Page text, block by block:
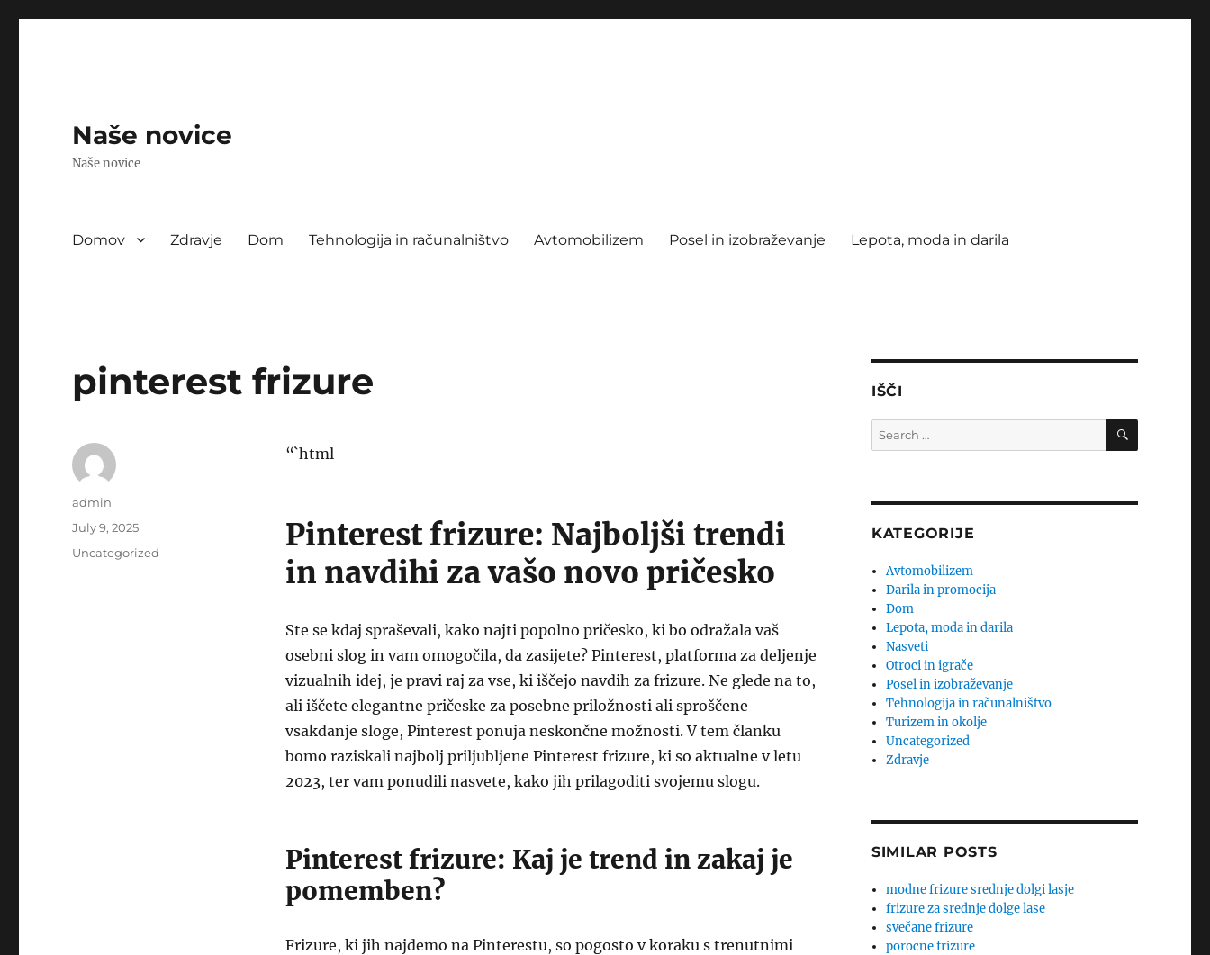
Naše novice
Naše novice
Domov Zdravje Dom Tehnologija in računalništvo Avtomobilizem Posel in izobraževanje Lepota, moda in darila
pinterest frizure
“`html
Pinterest frizure: Najboljši trendi
in navdihi za vašo novo pričesko
Ste se kdaj spraševali, kako najti popolno pričesko, ki bo odražala vaš
osebni slog in vam omogočila, da zasijete? Pinterest, platforma za deljenje
vizualnih idej, je pravi raj za vse, ki iščejo navdih za frizure. Ne glede na to,
ali iščete elegantne pričeske za posebne priložnosti ali sproščene
vsakdanje sloge, Pinterest ponuja neskončne možnosti. V tem članku
bomo raziskali najbolj priljubljene Pinterest frizure, ki so aktualne v letu
2023, ter vam ponudili nasvete, kako jih prilagoditi svojemu slogu.
Pinterest frizure: Kaj je trend in zakaj je
pomemben?
Frizure, ki jih najdemo na Pinterestu, so pogosto v koraku s trenutnimi
Author
admin
Posted
July 9, 2025
Categories
Uncategorized
IŠČI
Search
for:
SEARCH
KATEGORIJE
Avtomobilizem
Darila in promocija
Dom
Lepota, moda in darila
Nasveti
Otroci in igrače
Posel in izobraževanje
Tehnologija in računalništvo
Turizem in okolje
Uncategorized
Zdravje
SIMILAR POSTS
modne frizure srednje dolgi lasje
frizure za srednje dolge lase
svečane frizure
porocne frizure